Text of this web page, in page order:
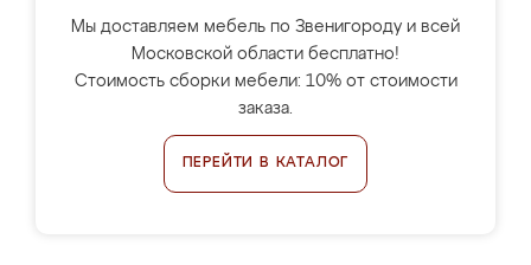
Мы доставляем мебель по Звенигороду и всей
Московской области бесплатно!
Стоимость сборки мебели: 10% от стоимости
заказа.
ПЕРЕЙТИ В КАТАЛОГ